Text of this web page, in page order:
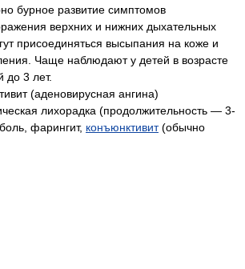
бурное развитие симптомов
верхних и нижних дыхательных
присоединяться высыпания на коже и
Чаще наблюдают у детей в возрасте
до 3 лет.
(аденовирусная ангина)
лихорадка (продолжительность — 3-
фарингит, конъюнктивит(обычно